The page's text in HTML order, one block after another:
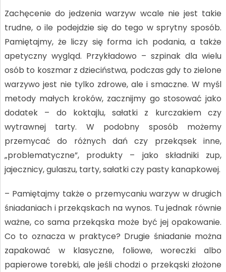
Zachęcenie do jedzenia warzyw wcale nie jest takie
trudne, o ile podejdzie się do tego w sprytny sposób.
Pamiętajmy, że liczy się forma ich podania, a także
apetyczny wygląd. Przykładowo – szpinak dla wielu
osób to koszmar z dzieciństwa, podczas gdy to zielone
warzywo jest nie tylko zdrowe, ale i smaczne. W myśl
metody małych kroków, zacznijmy go stosować jako
dodatek – do koktajlu, sałatki z kurczakiem czy
wytrawnej tarty. W podobny sposób możemy
przemycać do różnych dań czy przekąsek inne,
„problematyczne”, produkty – jako składniki zup,
jajecznicy, gulaszu, tarty, sałatki czy pasty kanapkowej.
– Pamiętajmy także o przemycaniu warzyw w drugich
śniadaniach i przekąskach na wynos. Tu jednak równie
ważne, co sama przekąska może być jej opakowanie.
Co to oznacza w praktyce? Drugie śniadanie można
zapakować w klasyczne, foliowe, woreczki albo
papierowe torebki, ale jeśli chodzi o przekąski złożone